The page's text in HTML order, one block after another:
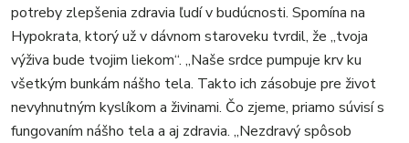
potreby zlepšenia zdravia ľudí v budúcnosti. Spomína na
Hypokrata, ktorý už v dávnom staroveku tvrdil, že „tvoja
výživa bude tvojim liekom“. „Naše srdce pumpuje krv ku
všetkým bunkám nášho tela. Takto ich zásobuje pre život
nevyhnutným kyslíkom a živinami. Čo zjeme, priamo súvisí s
fungovaním nášho tela a aj zdravia. „Nezdravý spôsob